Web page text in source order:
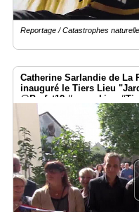
Reportage / Catastrophes
Catherine Sarlandie de La
inauguré le Tiers Lieu
@Prefet12 #coworking